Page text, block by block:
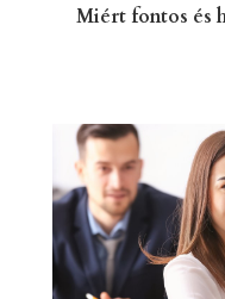
Miért fontos és